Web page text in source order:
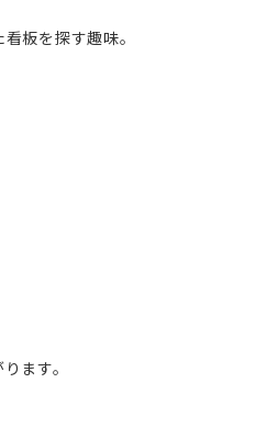
板を探す趣味。
ます。